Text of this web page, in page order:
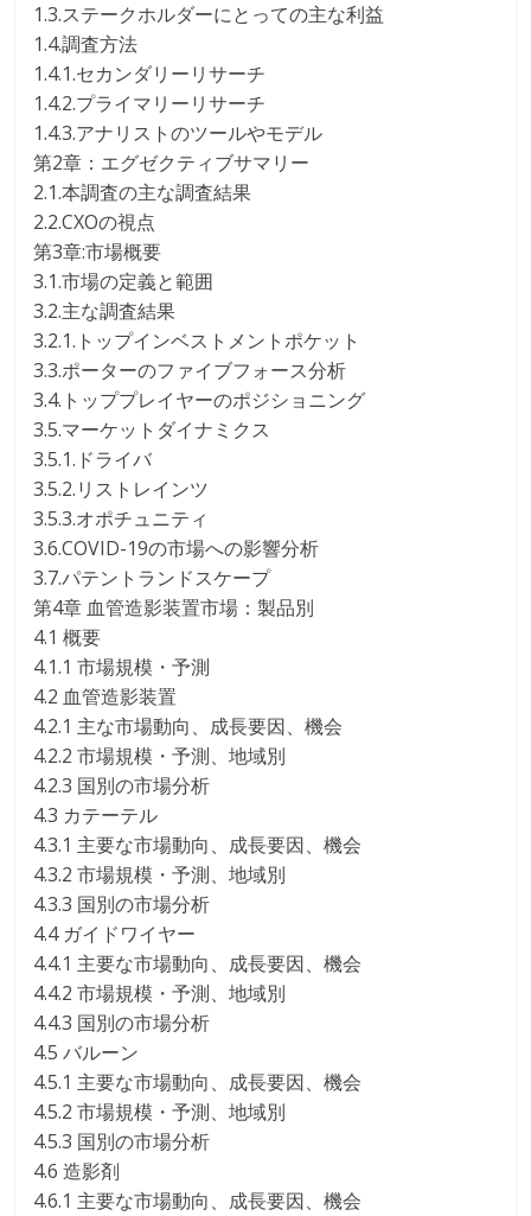
1.3.ステークホルダーにとっての主な利益
1.4.調査方法
1.4.1.セカンダリーリサーチ
1.4.2.プライマリーリサーチ
1.4.3.アナリストのツールやモデル
第2章：エグゼクティブサマリー
2.1.本調査の主な調査結果
2.2.CXOの視点
第3章:市場概要
3.1.市場の定義と範囲
3.2.主な調査結果
3.2.1.トップインベストメントポケット
3.3.ポーターのファイブフォース分析
3.4.トッププレイヤーのポジショニング
3.5.マーケットダイナミクス
3.5.1.ドライバ
3.5.2.リストレインツ
3.5.3.オポチュニティ
3.6.COVID-19の市場への影響分析
3.7.パテントランドスケープ
第4章 血管造影装置市場：製品別
4.1 概要
4.1.1 市場規模・予測
4.2 血管造影装置
4.2.1 主な市場動向、成長要因、機会
4.2.2 市場規模・予測、地域別
4.2.3 国別の市場分析
4.3 カテーテル
4.3.1 主要な市場動向、成長要因、機会
4.3.2 市場規模・予測、地域別
4.3.3 国別の市場分析
4.4 ガイドワイヤー
4.4.1 主要な市場動向、成長要因、機会
4.4.2 市場規模・予測、地域別
4.4.3 国別の市場分析
4.5 バルーン
4.5.1 主要な市場動向、成長要因、機会
4.5.2 市場規模・予測、地域別
4.5.3 国別の市場分析
4.6 造影剤
4.6.1 主要な市場動向、成長要因、機会